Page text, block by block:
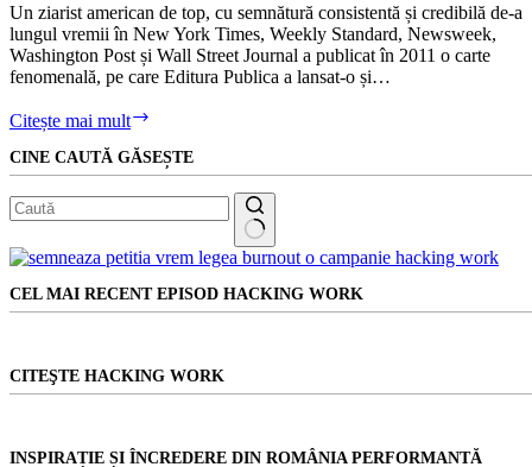
Un ziarist american de top, cu semnătură consistentă și credibilă de-a
lungul vremii în New York Times, Weekly Standard, Newsweek,
Washington Post și Wall Street Journal a publicat în 2011 o carte
fenomenală, pe care Editura Publica a lansat-o și…
Citește mai mult
de
puterea
inconștientului?
CINE CAUTĂ GĂSEȘTE
Niciun
CEL MAI RECENT EPISOD HACKING WORK
CITEŞTE HACKING WORK
INSPIRAȚIE ȘI ÎNCREDERE DIN ROMÂNIA PERFORMANTĂ